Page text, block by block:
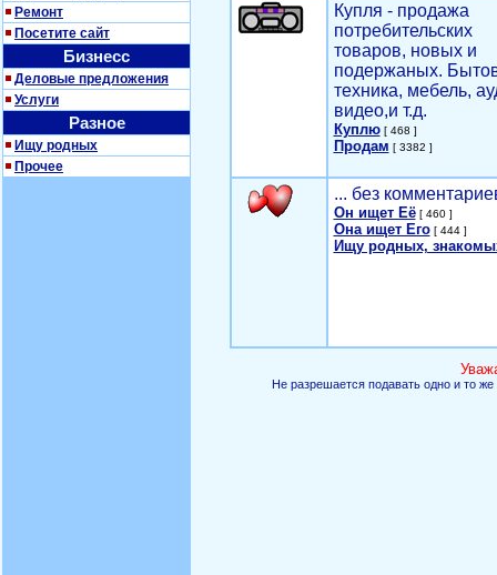
Ремонт
Посетите сайт
Бизнесс
Деловые предложения
Услуги
Разное
Ищу родных
Прочее
Купля - продажа
потребительских
товаров, новых и
подержаных.
техника, мебель,
видео,и т.д.
Куплю[ 468 ]
Продам [ 3382 ]
... без
Он ищет Её[ 460 ]
Она ищет Его[ 444 ]
Ищу родных,
Не разрешается подавать одно и то